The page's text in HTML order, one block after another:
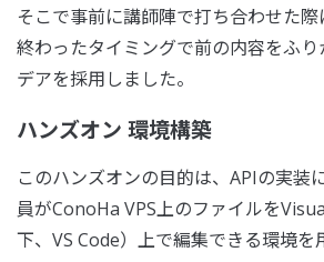
そこで事前に講師陣で打ち合わせた
終わったタイミングで前の内容をふ
デアを採用しました。
ハンズオン 環境構築
このハンズオンの目的は、APIの実装
員がConoHa VPS上のファイルを
下、VS Code）上で編集できる環境を